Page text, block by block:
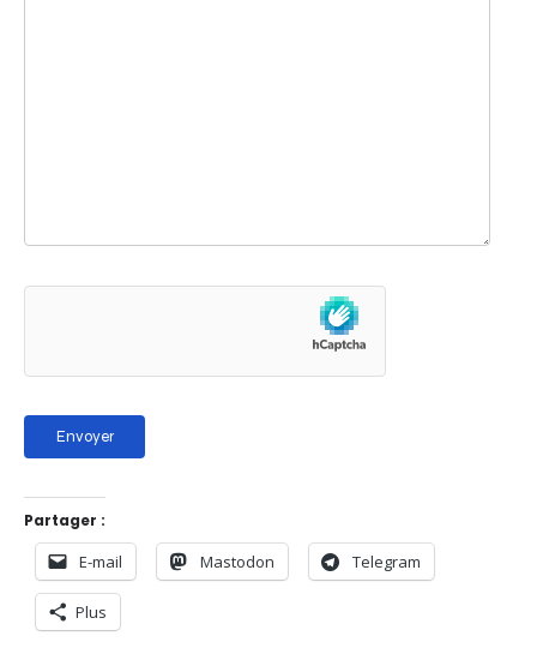
Partager :
E-mail Mastodon Telegram
Plus